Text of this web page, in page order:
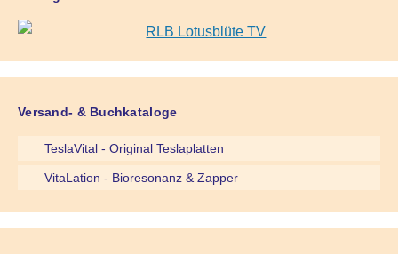
Versand- & Buchkataloge
TeslaVital - Original Teslaplatten
VitaLation - Bioresonanz & Zapper